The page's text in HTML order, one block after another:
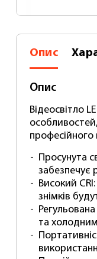
Опис
Опис
Відеосвітло
Просунута
забезпечує
Високий
знімків
та